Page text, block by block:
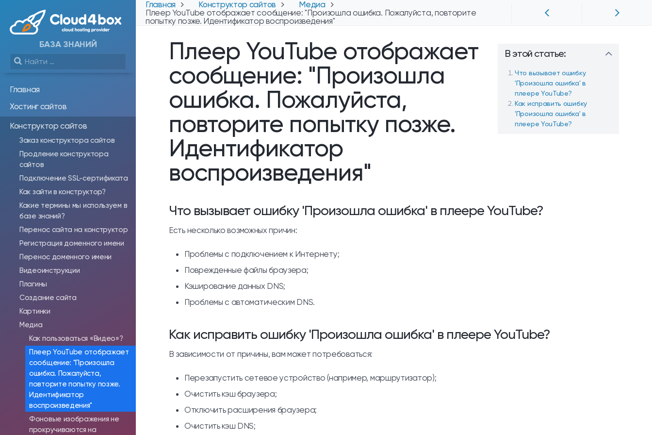
БАЗА ЗНАНИЙ
Главная
Хостинг сайтов
Конструктор сайтов
Заказ конструктора сайтов
Продление конструктора
сайтов
Подключение SSL-сертификата
Как зайти в конструктор?
Какие термины мы используем в
базе знаний?
Перенос сайта на конструктор
Регистрация доменного имени
Перенос доменного имени
Видеоинструкции
Плагины
Создание сайта
Картинки
Медиа
Как пользоваться «Видео»?
Плеер YouTube отображает
сообщение: "Произошла
ошибка. Пожалуйста,
повторите попытку позже.
Идентификатор
воспроизведения"
Фоновые изображения не
прокручиваются на
Главная Конструктор сайтов
Медиа
Плеер YouTube отображает сообщение: "Произошла ошибка. Пожалуйста, повторите
попытку позже. Идентификатор воспроизведения"
В этой статье:
Что вызывает ошибку
'Произошла ошибка' в
плеере YouTube?
Как исправить ошибку
'Произошла ошибка' в
плеере YouTube?
Плеер YouTube отображает
сообщение: "Произошла
ошибка. Пожалуйста,
повторите попытку позже.
Идентификатор
воспроизведения"
Что вызывает ошибку 'Произошла ошибка' в плеере YouTube?
Есть несколько возможных причин:
Проблемы с подключением к Интернету;
Поврежденные файлы браузера;
Кэширование данных DNS;
Проблемы с автоматическим DNS.
Как исправить ошибку 'Произошла ошибка' в плеере YouTube?
В зависимости от причины, вам может потребоваться:
Перезапустить сетевое устройство (например, маршрутизатор);
Очистить кэш браузера;
Отключить расширения браузера;
Очистить кэш DNS;